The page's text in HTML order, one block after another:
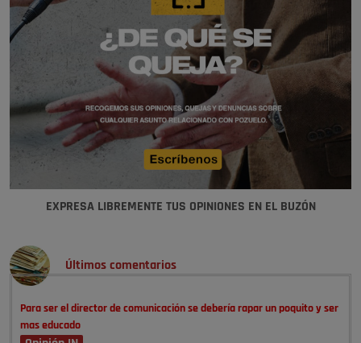
EXPRESA LIBREMENTE TUS OPINIONES EN EL BUZÓN
Últimos comentarios
Para ser el director de comunicación se debería rapar un poquito y ser
mas educado